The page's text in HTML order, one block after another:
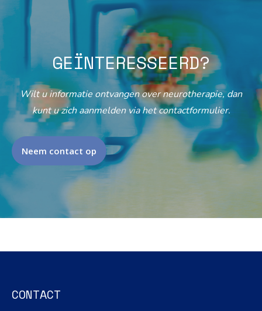
GEÏNTERESSEERD?
Wilt u informatie ontvangen over neurotherapie, dan
kunt u zich aanmelden via het contactformulier.
Neem contact op
CONTACT